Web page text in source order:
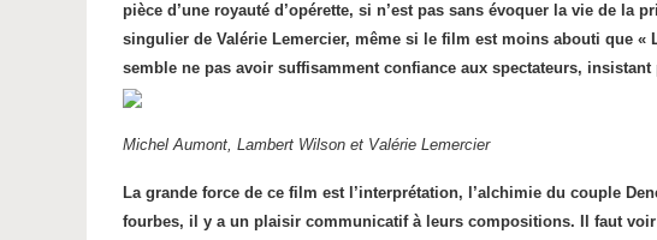
pièce d’une royauté d’opérette, si n’est pas sans évoquer la vie de la
singulier de Valérie Lemercier, même si le film est moins abouti que «
semble ne pas avoir suffisamment confiance aux spectateurs,
Michel Aumont, Lambert Wilson et Valérie Lemercier
La grande force de ce film est l’interprétation, l’alchimie du couple
fourbes, il y a un plaisir communicatif à leurs compositions. Il faut